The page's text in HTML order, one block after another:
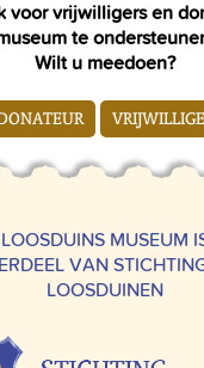
voor vrijwilligers en
te
Wilt u meedoen?
LOOSDUINS MUSEUM
VAN
LOOSDUINEN